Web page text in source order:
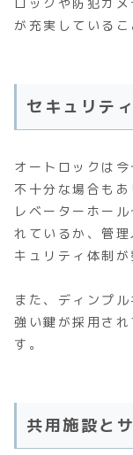
が充実しているこ
セキュリテ
オートロックは
不十分な場合も
レベーターホー
れているか、管
キュリティ体制
また、ディンプ
強い鍵が採用さ
す。
共用施設と